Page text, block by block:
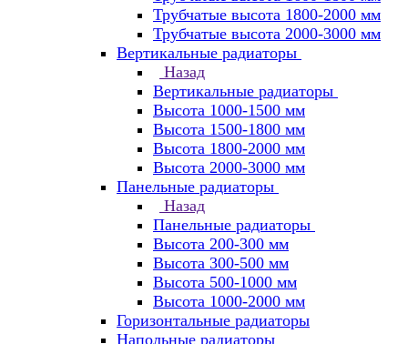
Трубчатые высота 1800-2000 мм
Трубчатые высота 2000-3000 мм
Вертикальные радиаторы
Назад
Вертикальные радиаторы
Высота 1000-1500 мм
Высота 1500-1800 мм
Высота 1800-2000 мм
Высота 2000-3000 мм
Панельные радиаторы
Назад
Панельные радиаторы
Высота 200-300 мм
Высота 300-500 мм
Высота 500-1000 мм
Высота 1000-2000 мм
Горизонтальные радиаторы
Напольные радиаторы